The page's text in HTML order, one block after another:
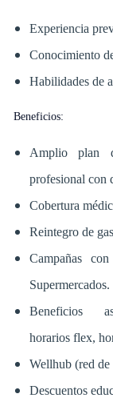
Experiencia
Conocimiento
Habilidades de
Beneficios:
Amplio plan
profesional con
Cobertura
Reintegro de
Campañas
Supermercados.
Beneficios
horarios flex,
Wellhub (red de
Descuentos